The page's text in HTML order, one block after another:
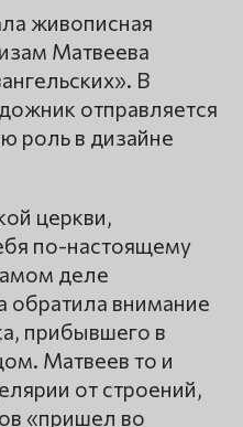
живописная
Матвеева
В
отправляется
роль в дизайне
церкви,
по-настоящему
деле
обратила внимание
прибывшего в
Матвеев то и
от строений,
«пришел во